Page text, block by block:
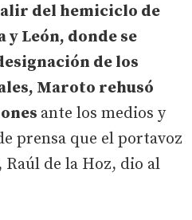
del hemiciclo de
y León, donde se
de los
Maroto rehusó
ante los medios y
prensa que el portavoz
de la Hoz, dio al